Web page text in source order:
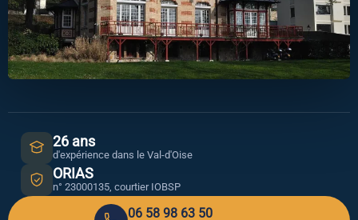
26 ans
d'expérience dans le Val-d'Oise
ORIAS
n° 23000135, courtier IOBSP
06 58 98 63 50